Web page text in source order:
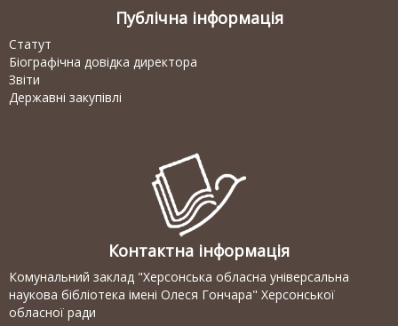
Публічна інформація
Статут
Біографічна довідка директора
Звіти
Державні закупівлі
Контактна інформація
Комунальний заклад "Херсонська обласна універсальна
наукова бібліотека імені Олеся Гончара" Херсонської
обласної ради